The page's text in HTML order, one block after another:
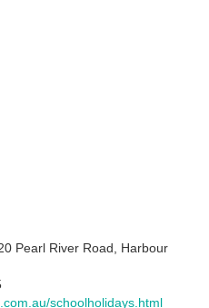
Pearl River Road, Harbour
schoolholidays.html